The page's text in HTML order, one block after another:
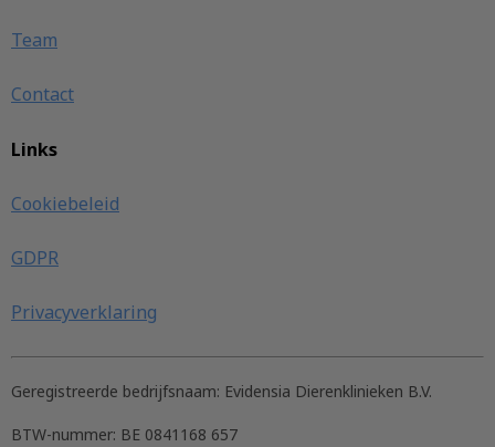
Team
Contact
Links
Cookiebeleid
GDPR
Privacyverklaring
Geregistreerde bedrijfsnaam: Evidensia Dierenklinieken B.V.
BTW-nummer: BE 0841168 657